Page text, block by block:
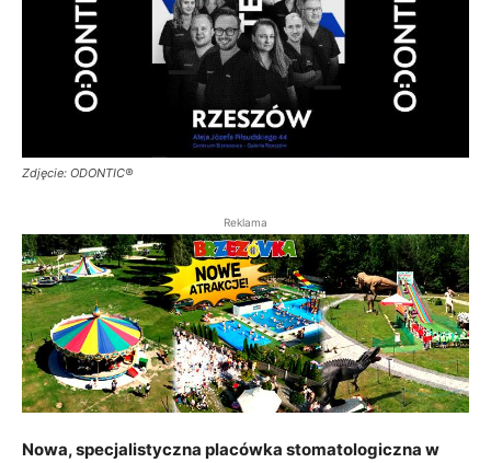
Zdjęcie: ODONTIC®
Reklama
Nowa, specjalistyczna placówka stomatologiczna w